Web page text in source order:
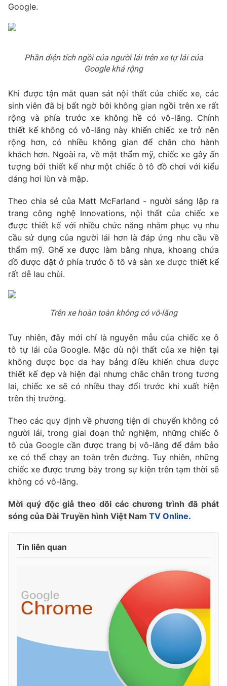
Phim VTV
Hậu trường
Giải sao mai
Giải trí
Âm nhạc
Chất lượng cuộc sống
Tuyển sinh
Học trực tuyến
Công nghệ
Hitech Công nghệ tương lai
Sản phẩm
Thị trường
Tư vấn
Giao lưu trực tuyến
Lịch phát sóng
Chuyên mục khác
Emagazine Podcast
Photo Infographic
Video
VTV Money VTV Thể thao
VTV Sức khoẻ Bất động sản
Thị trường 24h Tấm lòng Việt
VTV4
VTV9 VTV8
Liên hệ tòa soạn English
THỜI BÁO VTV
Đài Truyền hình Việt Nam
Cơ quan báo chí:
Giấy phép hoạt động báo in và báo điện tử số 483/GP-BTTTT
Tổng Biên tập:
Nguyễn Thị Mỹ Hạnh, Phạm Quốc Thắng,
024.38 355 931 - 024.38 355 932
Google.
Phần diện tích ngồi của người lái trên xe tự lái của
Google khá rộng
Khi được tận mắt quan sát nội thất của chiếc xe, các
sinh viên đã bị bất ngờ bởi không gian ngồi trên xe rất
rộng và phía trước xe không hề có vô-lăng. Chính
thiết kế không có vô-lăng này khiến chiếc xe trở nên
rộng hơn, có nhiều không gian để chân cho hành
khách hơn. Ngoài ra, về mặt thẩm mỹ, chiếc xe gây ấn
tượng bởi thiết kế như một chiếc ô tô đồ chơi với kiểu
dáng hơi lùn và mập.
Theo chia sẻ của Matt McFarland - người sáng lập ra
trang công nghệ Innovations, nội thất của chiếc xe
được thiết kế với nhiều chức năng nhằm phục vụ nhu
cầu sử dụng của người lái hơn là đáp ứng nhu cầu về
thẩm mỹ. Ghế xe được làm bằng nhựa, khoang chứa
đồ được đặt ở phía trước ô tô và sàn xe được thiết kế
rất dễ lau chùi.
Trên xe hoàn toàn không có vô-lăng
Tuy nhiên, đây mới chỉ là nguyên mẫu của chiếc xe ô
tô tự lái của Google. Mặc dù nội thất của xe hiện tại
không được bọc da hay bảng điều khiển chưa được
thiết kế đẹp và hiện đại nhưng chắc chắn trong tương
lai, chiếc xe sẽ có nhiều thay đổi trước khi xuất hiện
trên thị trường.
Theo các quy định về phương tiện di chuyển không có
người lái, trong giai đoạn thử nghiệm, những chiếc ô
tô của Google cần được trang bị vô-lăng để đảm bảo
xe có thể chạy an toàn trên đường. Tuy nhiên, những
chiếc xe được trưng bày trong sự kiện trên tạm thời sẽ
không có vô-lăng.
Mời quý độc giả theo dõi các chương trình đã phát
sóng của Đài Truyền hình Việt Nam TV Online.
Tin liên quan